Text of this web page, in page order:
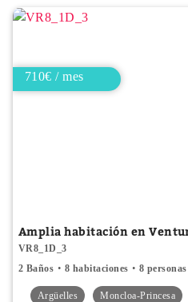
710€ / mes
Amplia habitación en
VR8_1D_3
2 Baños
8 habitaciones 8
Argüelles Moncloa-Princesa